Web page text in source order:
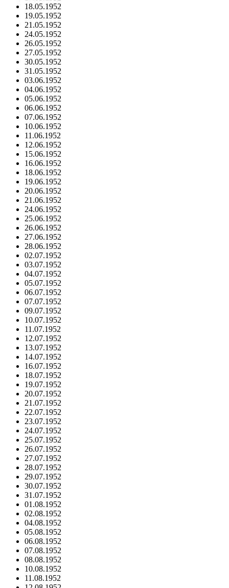
18.05.1952
19.05.1952
21.05.1952
24.05.1952
26.05.1952
27.05.1952
30.05.1952
31.05.1952
03.06.1952
04.06.1952
05.06.1952
06.06.1952
07.06.1952
10.06.1952
11.06.1952
12.06.1952
15.06.1952
16.06.1952
18.06.1952
19.06.1952
20.06.1952
21.06.1952
24.06.1952
25.06.1952
26.06.1952
27.06.1952
28.06.1952
02.07.1952
03.07.1952
04.07.1952
05.07.1952
06.07.1952
07.07.1952
09.07.1952
10.07.1952
11.07.1952
12.07.1952
13.07.1952
14.07.1952
16.07.1952
18.07.1952
19.07.1952
20.07.1952
21.07.1952
22.07.1952
23.07.1952
24.07.1952
25.07.1952
26.07.1952
27.07.1952
28.07.1952
29.07.1952
30.07.1952
31.07.1952
01.08.1952
02.08.1952
04.08.1952
05.08.1952
06.08.1952
07.08.1952
08.08.1952
10.08.1952
11.08.1952